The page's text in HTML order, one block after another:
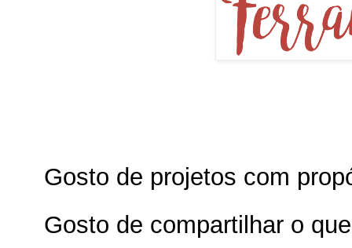
Gosto de projetos com
Gosto de compartilhar o